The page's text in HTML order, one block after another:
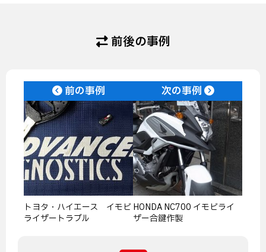
前後の事例
前の事例
トヨタ・ハイエース イモビ
ライザートラブル
次の事例
HONDA NC700 イモビライ
ザー合鍵作製